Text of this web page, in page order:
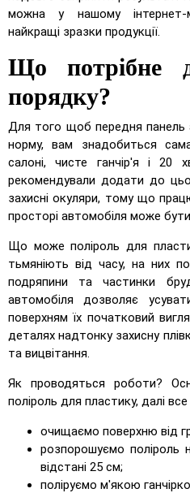
можна у нашому інтернет-
найкращі зразки продукції.
Що потрібне
порядку?
Для того щоб передня панель
норму, вам знадобиться
салоні, чисте ганчір'я і 20
рекомендували додати до
захисні окуляри, тому що
просторі автомобіля може
Що може поліроль для
тьмяніють від часу, на них
подряпини та частинки
автомобіля дозволяє
поверхням їх початковий
деталях надтонку захисну
та вицвітання.
Як проводяться роботи?
поліроль для пластику, далі
очищаємо поверхню від
розпорошуємо
відстані 25 см;
поліруємо м'якою